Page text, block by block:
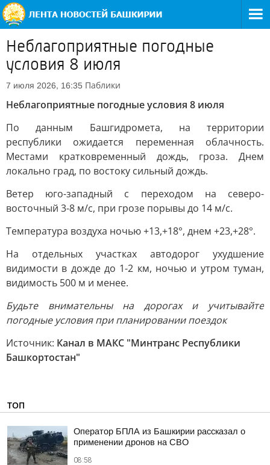
Неблагоприятные погодные
условия 8 июля
7 июля 2026, 16:35 Паблики
Неблагоприятные погодные условия 8 июля
По данным Башгидромета, на территории
республики ожидается переменная облачность.
Местами кратковременный дождь, гроза. Днем
локально град, по востоку сильный дождь.
Ветер юго-западный с переходом на северо-
восточный 3-8 м/с, при грозе порывы до 14 м/с.
Температура воздуха ночью +13,+18°, днем +23,+28°.
На отдельных участках автодорог ухудшение
видимости в дожде до 1-2 км, ночью и утром туман,
видимость 500 м и менее.
Будьте внимательны на дорогах и учитывайте
погодные условия при планировании поездок
Источник: Канал в МАКС "Минтранс Республики
Башкортостан"
ТОП
Оператор БПЛА из Башкирии рассказал о
применении дронов на СВО
08:58